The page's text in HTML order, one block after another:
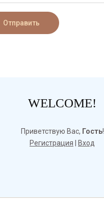
Отправить
WELCOME!
Приветствую Вас, Гость!
Регистрация
Вход